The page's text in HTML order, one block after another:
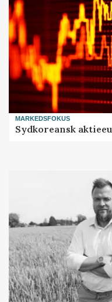
MARKEDSFOKUS
Sydkoreansk